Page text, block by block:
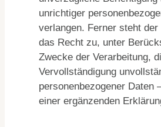
unrichtiger
verlangen. Ferner steht
das Recht zu, unter
Zwecke der Verarbeitung,
Vervollständigung
personenbezogener
einer ergänzenden